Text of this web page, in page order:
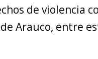
de violencia
Arauco, entre